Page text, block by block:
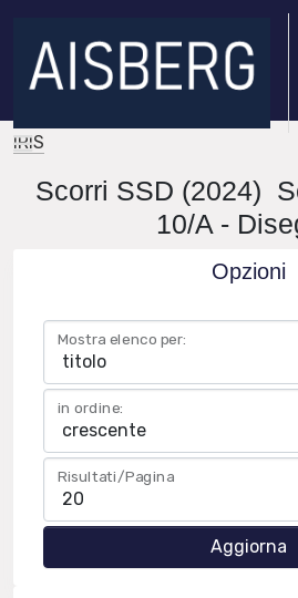
IRIS
Scorri SSD (2024)
10/A -
Opzioni
Mostra elenco per:
in ordine:
Risultati/Pagina